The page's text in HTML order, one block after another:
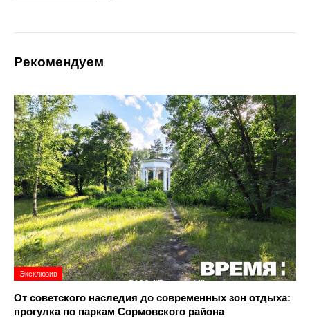
Рекомендуем
Эксклюзив
От советского наследия до современных зон отдыха:
прогулка по паркам Сормовского района